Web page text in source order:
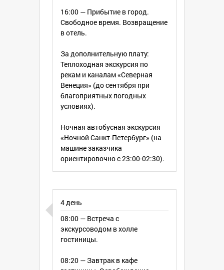
16:00 — Прибытие в город.
Свободное время. Возвращение
в отель.
За дополнительную плату:
Теплоходная экскурсия по
рекам и каналам «Северная
Венеция» (до сентября при
благоприятных погодных
условиях).
Ночная автобусная экскурсия
«Ночной Санкт-Петербург» (на
машине заказчика
ориентировочно с 23:00-02:30).
4 день
08:00 — Встреча с
экскурсоводом в холле
гостиницы.
08:20 — Завтрак в кафе